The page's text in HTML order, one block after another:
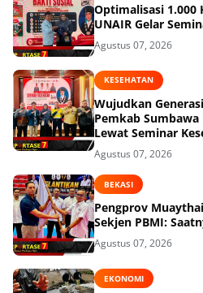
Optimalisasi 1.000
UNAIR Gelar
Agustus 07, 2026
KESEHATAN
Wujudkan
Pemkab
Lewat Seminar
Agustus 07, 2026
BEKASI
Pengprov
Sekjen PBMI:
Agustus 07, 2026
EKONOMI